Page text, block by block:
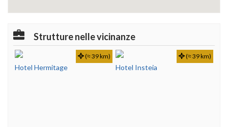
Strutture nelle vicinanze
Hotel Hermitage
(≈ 39 km)
Hotel Insteia
(≈ 39 km)